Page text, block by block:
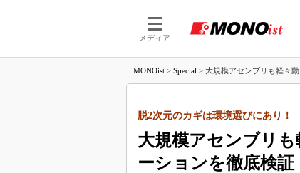
メディア
つながる
MONOist > Special > 大規模アセンブリも軽々
大規模アセンブリ
ーションを徹底検証
脱2次元のカギは環境選びにあり！